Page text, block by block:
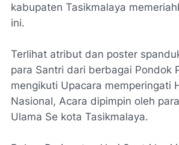
kabupaten Tasikmalaya
ini.
Terlihat atribut dan poster
para Santri dari berbagai Pondok
mengikuti Upacara memperingati
Nasional, Acara dipimpin oleh
Ulama Se kota Tasikmalaya.